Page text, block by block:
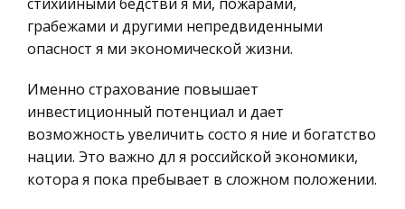
География, Экономическая география
Литература, Лингвистика
Бухгалтерский учет
Налоговое право
Экологическое право
Физика
№ 122-ФЗ
Исходя из преамбулы Федерального закона N
целях защиты прав и свобод граждан
Российской Федерации на основе
разграничения полномочий между
федеральными орг
грабежами и другими непредвиденными
опасност я ми экономической жизни.
Именно страхование повышает
инвестиционный потенциал и дает
возможность увеличить состо я ние и богатство
нации. Это важно дл я российской экономики,
котора я пока пребывает в сложном положении.